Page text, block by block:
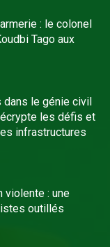
: le colonel
Tago aux
dans le génie civil
les défis et
infrastructures
violente : une
outillés